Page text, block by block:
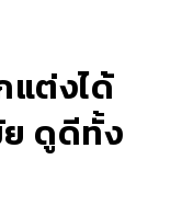
แต่งได้
ดูดีทั้ง